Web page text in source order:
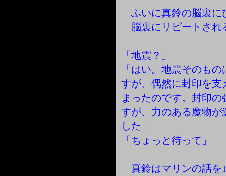
ふいに真鈴の脳裏に
脳裏にリピートされ
「地震？」
「はい。地震そのも
すが、偶然に封印を
まったのです。封印
すが、力のある魔物
した」
「ちょっと待って」
真鈴はマリンの話を